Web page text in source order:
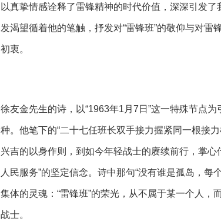
以真挚情感诠释了雷锋精神的时代价值，深深引发
发渴望循着他的笔触，抒发对“雷锋班”的敬仰与对
初衷。
徐友金先生的诗，以“1963年1月7日”这一特殊节点
种。他笔下的“二十七任班长双手接力握紧同一根接
兴吉的以身作则，到如今年轻战士的赓续前行，掌
人民服务”的坚定信念。诗中那句“没有谁是孤岛，
集体的灵魂：“雷锋班”的荣光，从不属于某一个人，
战士。